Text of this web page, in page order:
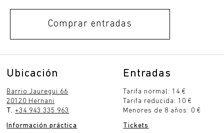
Comprar entradas
Ubicación
Barrio Jauregui 66
20120 Hernani
T.+34 943 335 963
Información práctica
Entradas
Tarifa normal: 14 €
Tarifa reducida: 10 €
Menores de 8 años: 0 €
Tickets